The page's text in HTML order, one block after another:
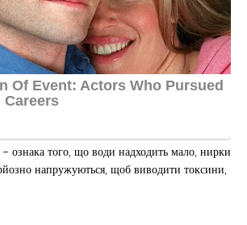
ознака того, що води надходить мало, нирки
напружуються, щоб виводити токсини,